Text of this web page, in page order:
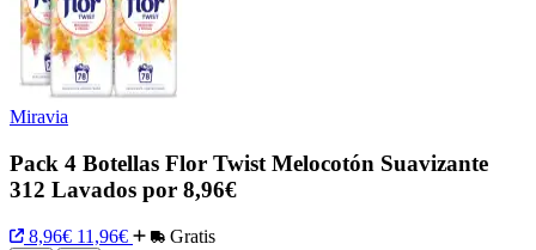
Miravia
Pack 4 Botellas Flor Twist Melocotón Suavizante
312 Lavados por 8,96€
8,96€ 11,96€ Gratis